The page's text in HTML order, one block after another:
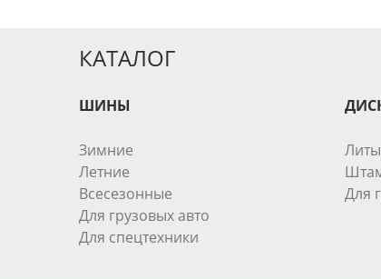
КАТАЛОГ
ШИНЫ
Зимние
Летние
Всесезонные
Для грузовых авто
Для спецтехники
Для